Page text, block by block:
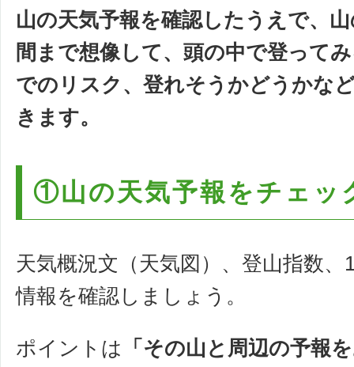
山の天気予報を確認したうえで、
間まで想像して、頭の中で登って
でのリスク、登れそうかどうかな
きます。
①山の天気予報をチェッ
天気概況文（天気図）、登山指数
情報を確認しましょう。
ポイントは 「その山と周辺の予報